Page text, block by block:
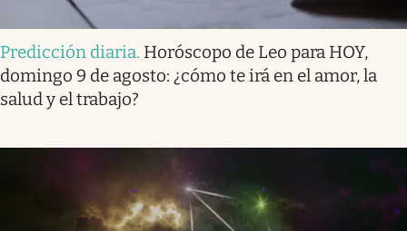
Predicción diaria. Horóscopo de Leo para HOY,
domingo 9 de agosto: ¿cómo te irá en el amor, la
salud y el trabajo?